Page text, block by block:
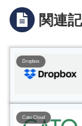
関連
Dropbox
Cato Cloud